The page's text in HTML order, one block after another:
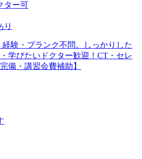
ター可
り
経験・ブランク不問。しっかりした
学びたいドクター歓迎！CT・セレ
備・講習会費補助】